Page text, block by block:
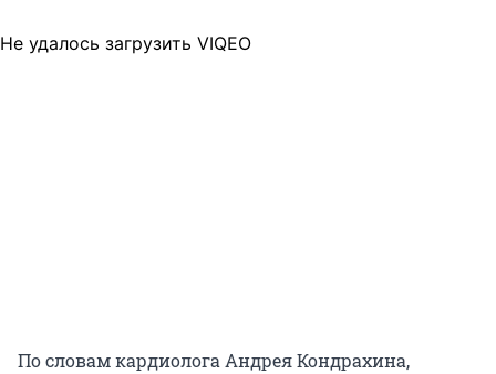
Не удалось загрузить VIQEO
По словам кардиолога Андрея Кондрахина,